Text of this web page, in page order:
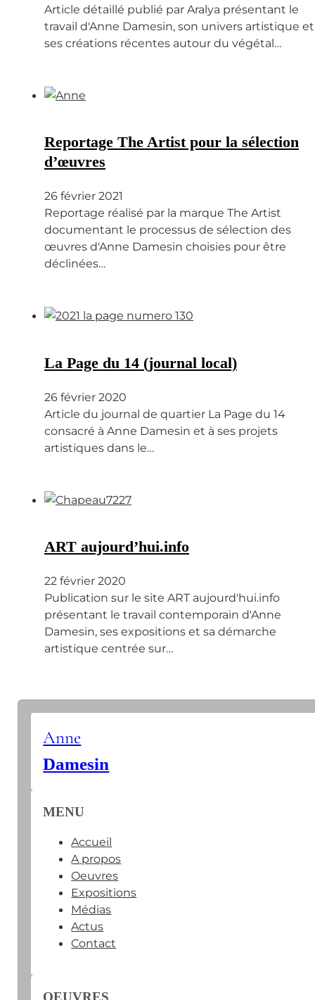
Article détaillé publié par Aralya présentant le
travail d'Anne Damesin, son univers artistique et
ses créations récentes autour du végétal…
Reportage The Artist pour la sélection
d’œuvres
26 février 2021
Reportage réalisé par la marque The Artist
documentant le processus de sélection des
œuvres d'Anne Damesin choisies pour être
déclinées…
La Page du 14 (journal local)
26 février 2020
Article du journal de quartier La Page du 14
consacré à Anne Damesin et à ses projets
artistiques dans le…
ART aujourd’hui.info
22 février 2020
Publication sur le site ART aujourd'hui.info
présentant le travail contemporain d'Anne
Damesin, ses expositions et sa démarche
artistique centrée sur…
Anne
Damesin
MENU
Accueil
A propos
Oeuvres
Expositions
Médias
Actus
Contact